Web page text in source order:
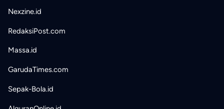
Nexzine.id
RedaksiPost.com
Massa.id
GarudaTimes.com
Sepak-Bola.id